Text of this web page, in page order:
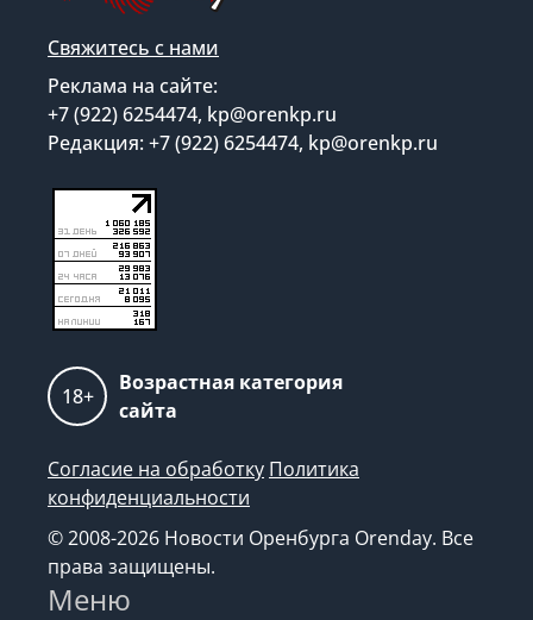
Свяжитесь с нами
Реклама на сайте:
+7 (922) 6254474, kp@orenkp.ru
Редакция: +7 (922) 6254474, kp@orenkp.ru
18+
Возрастная категория
сайта
Согласие на обработку Политика
конфиденциальности
© 2008-2026 Новости Оренбурга Orenday. Все
права защищены.
Меню